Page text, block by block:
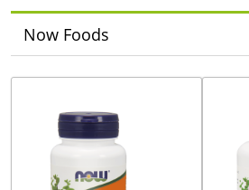
Now Foods